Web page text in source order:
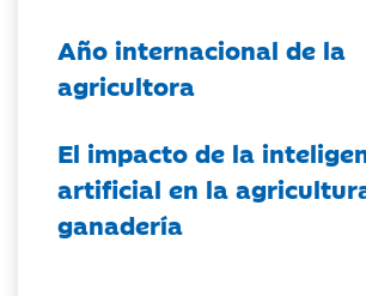
Año internacional de la
agricultora
El impacto de la
artificial en la
ganadería